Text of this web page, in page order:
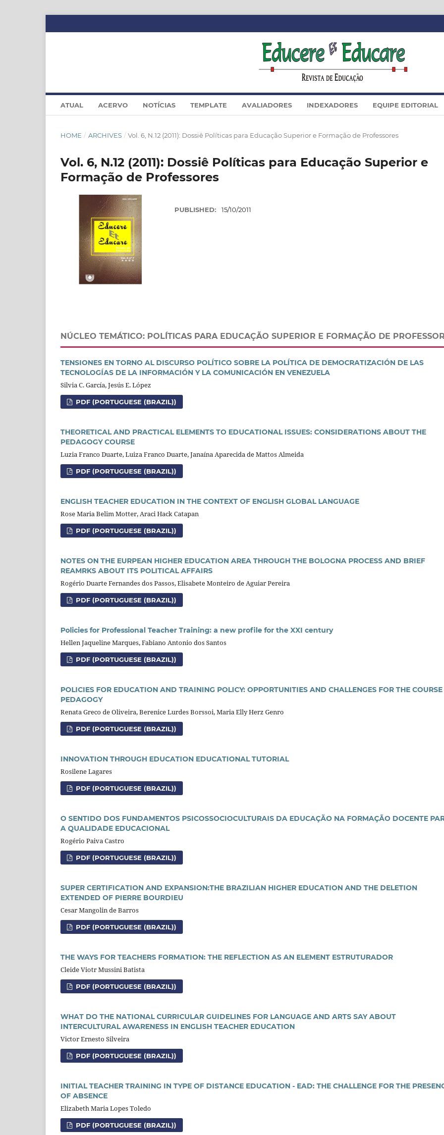
ATUAL ACERVO NOTÍCIAS TEMPLATE AVALIADORES INDEXADORES EQUIPE EDITORIAL
HOME / ARCHIVES / Vol. 6, N.12 (2011): Dossiê Políticas para Educação Superior e Formação de Professores
Vol. 6, N.12 (2011): Dossiê Políticas para Educação Superior e
Formação de Professores
PUBLISHED: 15/10/2011
NÚCLEO TEMÁTICO: POLÍTICAS PARA EDUCAÇÃO SUPERIOR E FORMAÇÃO DE
TENSIONES EN TORNO AL DISCURSO POLÍTICO SOBRE LA POLÍTICA DE DEMOCRATIZACIÓN DE LAS
TECNOLOGÍAS DE LA INFORMACIÓN Y LA COMUNICACIÓN EN VENEZUELA
Silvia C. García, Jesús E. López
PDF (PORTUGUESE (BRAZIL))
THEORETICAL AND PRACTICAL ELEMENTS TO EDUCATIONAL ISSUES: CONSIDERATIONS ABOUT THE
PEDAGOGY COURSE
Luzia Franco Duarte, Luiza Franco Duarte, Janaína Aparecida de Mattos Almeida
PDF (PORTUGUESE (BRAZIL))
ENGLISH TEACHER EDUCATION IN THE CONTEXT OF ENGLISH GLOBAL LANGUAGE
Rose Maria Belim Motter, Araci Hack Catapan
PDF (PORTUGUESE (BRAZIL))
NOTES ON THE EURPEAN HIGHER EDUCATION AREA THROUGH THE BOLOGNA PROCESS AND BRIEF
REAMRKS ABOUT ITS POLITICAL AFFAIRS
Rogério Duarte Fernandes dos Passos, Elisabete Monteiro de Aguiar Pereira
PDF (PORTUGUESE (BRAZIL))
Policies for Professional Teacher Training: a new profile for the XXI century
Hellen Jaqueline Marques, Fabiano Antonio dos Santos
PDF (PORTUGUESE (BRAZIL))
POLICIES FOR EDUCATION AND TRAINING POLICY: OPPORTUNITIES AND CHALLENGES FOR THE COURSE
PEDAGOGY
Renata Greco de Oliveira, Berenice Lurdes Borssoi, Maria Elly Herz Genro
PDF (PORTUGUESE (BRAZIL))
INNOVATION THROUGH EDUCATION EDUCATIONAL TUTORIAL
Rosilene Lagares
PDF (PORTUGUESE (BRAZIL))
O SENTIDO DOS FUNDAMENTOS PSICOSSOCIOCULTURAIS DA EDUCAÇÃO NA FORMAÇÃO DOCENTE
A QUALIDADE EDUCACIONAL
Rogério Paiva Castro
PDF (PORTUGUESE (BRAZIL))
SUPER CERTIFICATION AND EXPANSION:THE BRAZILIAN HIGHER EDUCATION AND THE DELETION
EXTENDED OF PIERRE BOURDIEU
Cesar Mangolin de Barros
PDF (PORTUGUESE (BRAZIL))
THE WAYS FOR TEACHERS FORMATION: THE REFLECTION AS AN ELEMENT ESTRUTURADOR
Cleide Viotr Mussini Batista
PDF (PORTUGUESE (BRAZIL))
WHAT DO THE NATIONAL CURRICULAR GUIDELINES FOR LANGUAGE AND ARTS SAY ABOUT
INTERCULTURAL AWARENESS IN ENGLISH TEACHER EDUCATION
Victor Ernesto Silveira
PDF (PORTUGUESE (BRAZIL))
INITIAL TEACHER TRAINING IN TYPE OF DISTANCE EDUCATION - EAD: THE CHALLENGE FOR THE
OF ABSENCE
Elizabeth Maria Lopes Toledo
PDF (PORTUGUESE (BRAZIL))